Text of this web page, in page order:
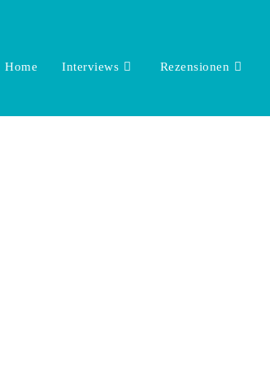
Home Interviews Rezensionen